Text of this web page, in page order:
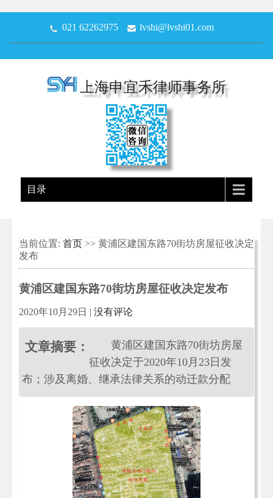
021 62262975 lvshi@lvshi01.com
上海申宜禾律师事务所
目录
当前位置: 首页 >> 黄浦区建国东路70街坊房屋征收决定
发布
黄浦区建国东路70街坊房屋征收决定发布
2020年10月29日 | 没有评论
文章摘要：
黄浦区建国东路70街坊房屋
征收决定于2020年10月23日发
布；涉及离婚、继承法律关系的动迁款分配